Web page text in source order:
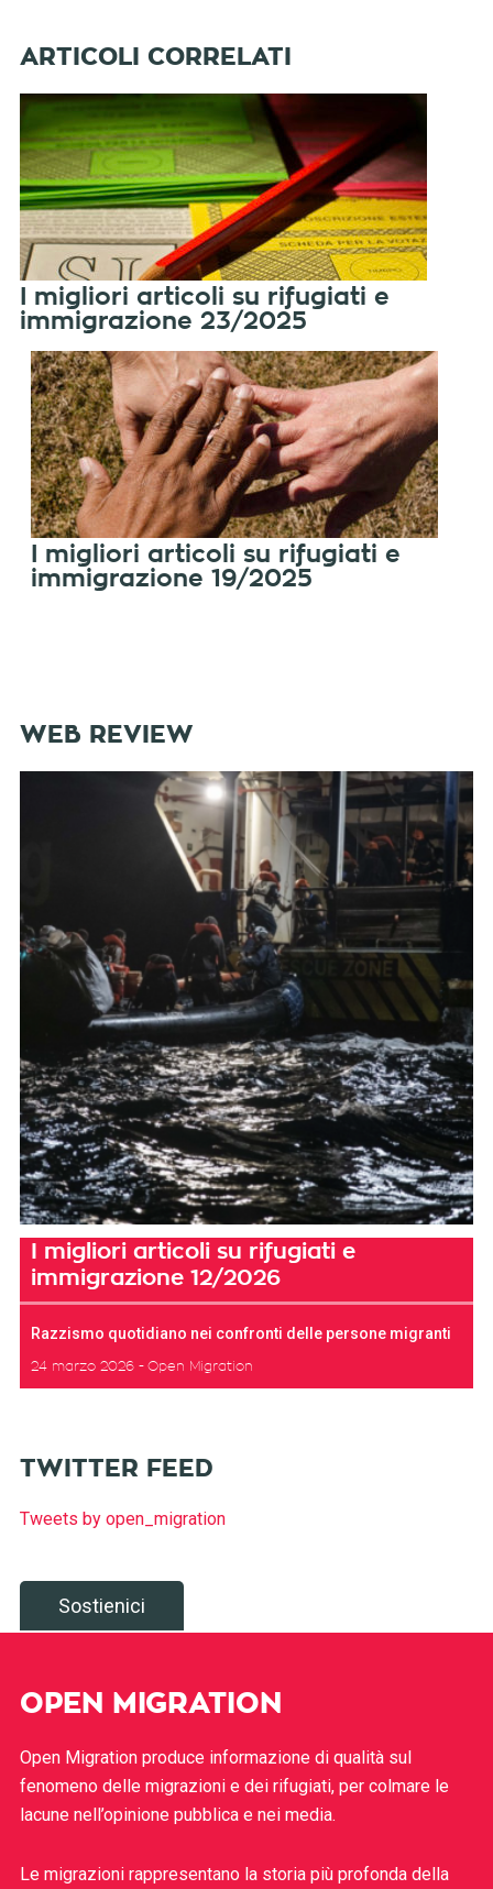
I migliori articoli su rifugiati e
immigrazione 23/2025
I migliori articoli su rifugiati e
immigrazione 19/2025
WEB REVIEW
I migliori articoli su rifugiati e
immigrazione 12/2026
Razzismo quotidiano nei confronti delle persone migranti
24 marzo 2026 Open Migration
TWITTER FEED
Tweets by open_migration
Sostienici
OPEN MIGRATION
Open Migration produce informazione di qualità sul
fenomeno delle migrazioni e dei rifugiati, per colmare le
lacune nell’opinione pubblica e nei media.
Le migrazioni rappresentano la storia più profonda della